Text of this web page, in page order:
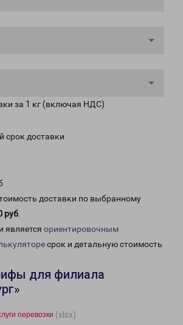
за 1 кг (включая НДС)
срок доставки
доставки по выбранному
руб.
является ориентировочным
срок и детальную стоимость
для филиала
перевозки (xlsx)